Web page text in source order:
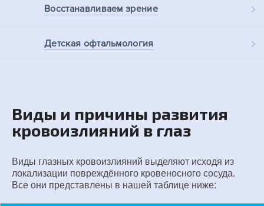
Восстанавливаемзрение
Детская офтальмология
Виды и причины развития
кровоизлияний в глаз
Виды глазных кровоизлияний выделяют исходя из
локализации повреждённого кровеносного сосуда.
Все они представлены в нашей таблице ниже: